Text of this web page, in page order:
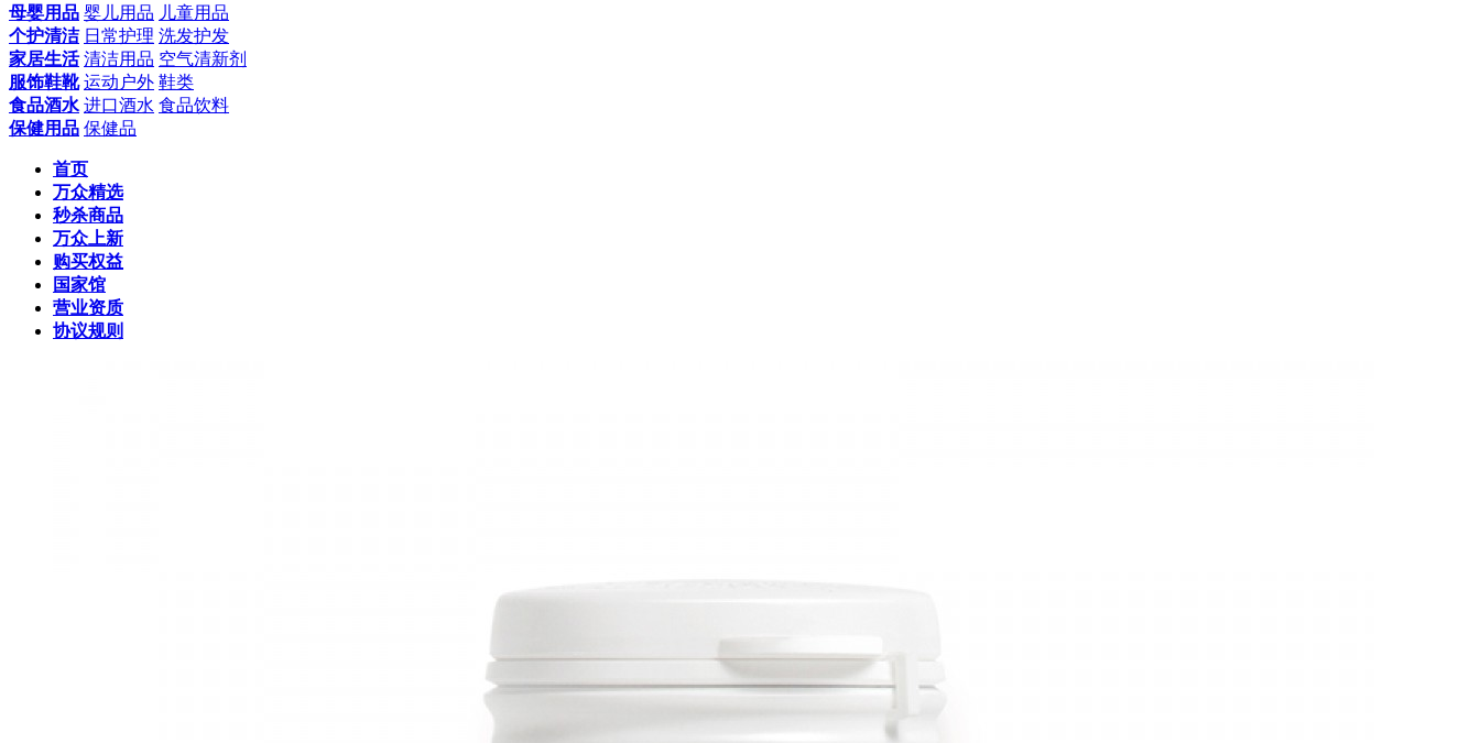
母婴用品 婴儿用品 儿童用品
个护清洁 日常护理 洗发护发
家居生活 清洁用品 空气清新剂
服饰鞋靴 运动户外 鞋类
食品酒水 进口酒水 食品饮料
保健用品 保健品
首页
万众精选
秒杀商品
万众上新
购买权益
国家馆
营业资质
协议规则